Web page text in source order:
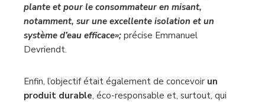
plante et pour le consommateur en misant,
notamment, sur une excellente isolation et un
système d’eau efficace»; précise Emmanuel
Devriendt.
Enfin, l’objectif était également de concevoir un
produit durable, éco-responsable et, surtout, qui